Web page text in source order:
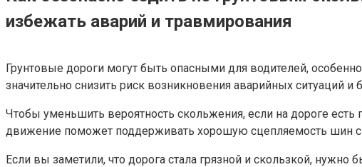
избежать аварий и травмирования
Грунтовые дороги могут быть опасными для водителей,
значительно снизить риск возникновения аварийных ситуаций и
Чтобы уменьшить вероятность скольжения, если на дороге
движение поможет поддерживать хорошую сцепляемость шин
Если вы заметили, что дорога стала грязной и скользкой,